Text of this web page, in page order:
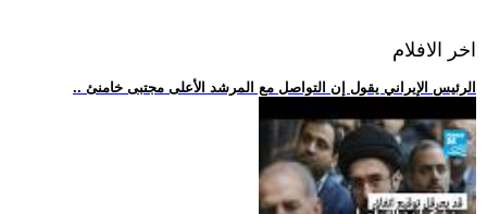
اخر الافلام
.. الرئيس الإيراني يقول إن التواصل مع المرشد الأعلى مجتبى خامنئ